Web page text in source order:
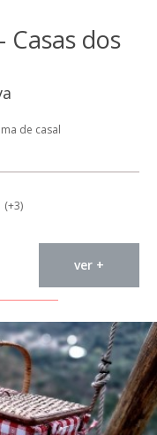
Casas dos
de casal
(+3)
ver +